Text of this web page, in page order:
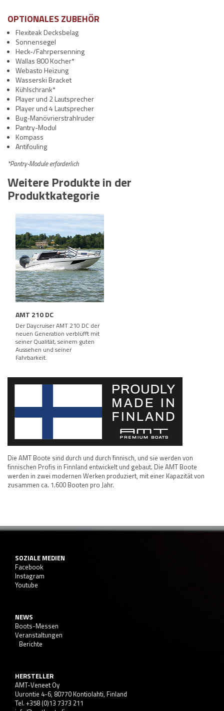
OPTIONALES ZUBEHÖR
Flexiteak Decksbelag
Sonnensegel
Heck-/Fahrpersenning
Wallas 800 Kocher*
Webasto Heizung
Wasserski Bracket
Kühlschrank*
Player und 2 Lautsprecher
Player und 4 Lautsprecher
Bug-Manövrierstrahlruder
Pantry-Modul
Kompass
Antifouling
*Pantry-Module erforderlich
Weitere Produkte in der
Produktkategorie
AMT 210 DC
Der Daycruiser AMT 210 DC der
neuen Generation verblüfft mit
seiner Qualität, seinem guten
Aussehen und seiner
Fahrbarkeit.
Die AMT Boote sind durch und durch finnisch, und sie werden von
finnischen Profis in Finnland entwickelt und gebaut. Die AMT Boote
werden in zwei modernen Werken produziert, mit einer Kapazität von
zusammen ca. 1.600 Booten pro Jahr.
SOZIALE MEDIEN
Facebook
Instagram
Youtube
NEWS
Boots-Messen
Veranstaltungen
Berichte
HERSTELLER
AMT-Veneet Oy
Uurontie 4-6, 80770 Kontiolahti, Finland
Tel. +358 (0)13 7373 211